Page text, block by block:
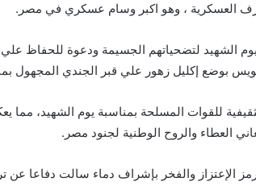
العسكرية ، وهو اكبر وسام عسكري في مصر.
الشهيد لتضحياتهم الجسيمة ودعوة للحفاظ علي
بوضع إكليل زهور علي قبر الجندي المجهول
للقوات المسلحة بمناسبة يوم الشهيد، مما
العطاء والروح الوطنية لجنود مصر.
الإعتزاز والفخر بإشراف دماء سالت دفاعا